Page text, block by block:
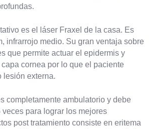
es el láser Fraxel de la casa. Es
infrarrojo medio. Su gran ventaja sobre
que permite actuar el epidermis y
cornea por lo que el paciente
lesión externa.
completamente ambulatorio y debe
veces para lograr los mejores
post tratamiento consiste en eritema